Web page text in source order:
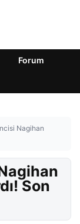
Forum
Nagihan
Son